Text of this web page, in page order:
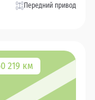
Передний привод
219 км